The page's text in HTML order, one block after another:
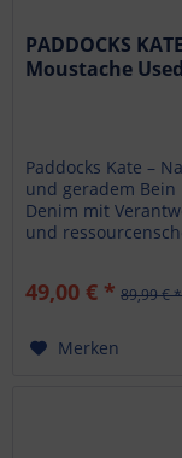
PADDOCKS
Moustache
Paddocks Kate –
und geradem Bein
Denim mit
und
49,00 € * 89,99 € *
Merken